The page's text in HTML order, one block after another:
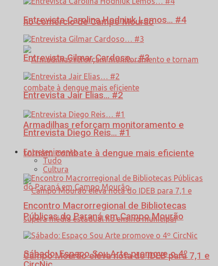
no comércio de Campo Mourão
Armadilhas reforçam monitoramento e
tornam combate à dengue mais eficiente
Campo Mourão eleva nota do IDEB para 7,1 e
Entrevista Carolina Hodniuk Lemos… #4
Entrevista Gilmar Cardoso… #3
Entrevista Jair Elias… #2
Entrevista Diego Reis… #1
Entretenimento
Tudo
Cultura
Encontro Macrorregional de Bibliotecas
Públicas do Paraná em Campo Mourão
Sábado: Espaço Sou Arte promove o 4º